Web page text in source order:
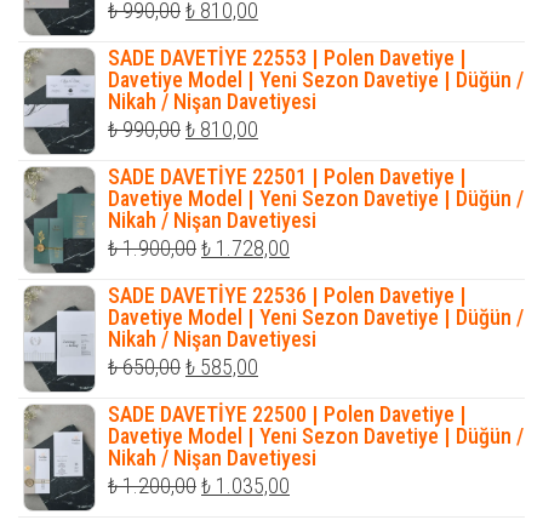
₺990,00Orijinal
fiyat:
₺ 990,00.
₺ 810,00
fiyat:
₺ 810,00.
SADE DAVETİYE 22553 | Polen Davetiye |
Davetiye Model | Yeni Sezon Davetiye | Düğün /
Nikah / Nişan Davetiyesi
₺990,00Orijinal
fiyat:
₺ 990,00.
₺ 810,00
fiyat:
₺ 810,00.
SADE DAVETİYE 22501 | Polen Davetiye |
Davetiye Model | Yeni Sezon Davetiye | Düğün /
Nikah / Nişan Davetiyesi
₺1.900,00Orijinal
fiyat:
₺ 1.900,00.
₺ 1.728,00
fiyat:
₺ 1.728,00.
SADE DAVETİYE 22536 | Polen Davetiye |
Davetiye Model | Yeni Sezon Davetiye | Düğün /
Nikah / Nişan Davetiyesi
₺650,00Orijinal
fiyat:
₺ 650,00.
₺ 585,00
fiyat:
₺ 585,00.
SADE DAVETİYE 22500 | Polen Davetiye |
Davetiye Model | Yeni Sezon Davetiye | Düğün /
Nikah / Nişan Davetiyesi
₺1.200,00Orijinal
₺ 1.035,00